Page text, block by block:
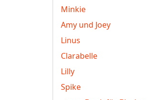
Minkie
Amy und Joey
Linus
Clarabelle
Lilly
Spike